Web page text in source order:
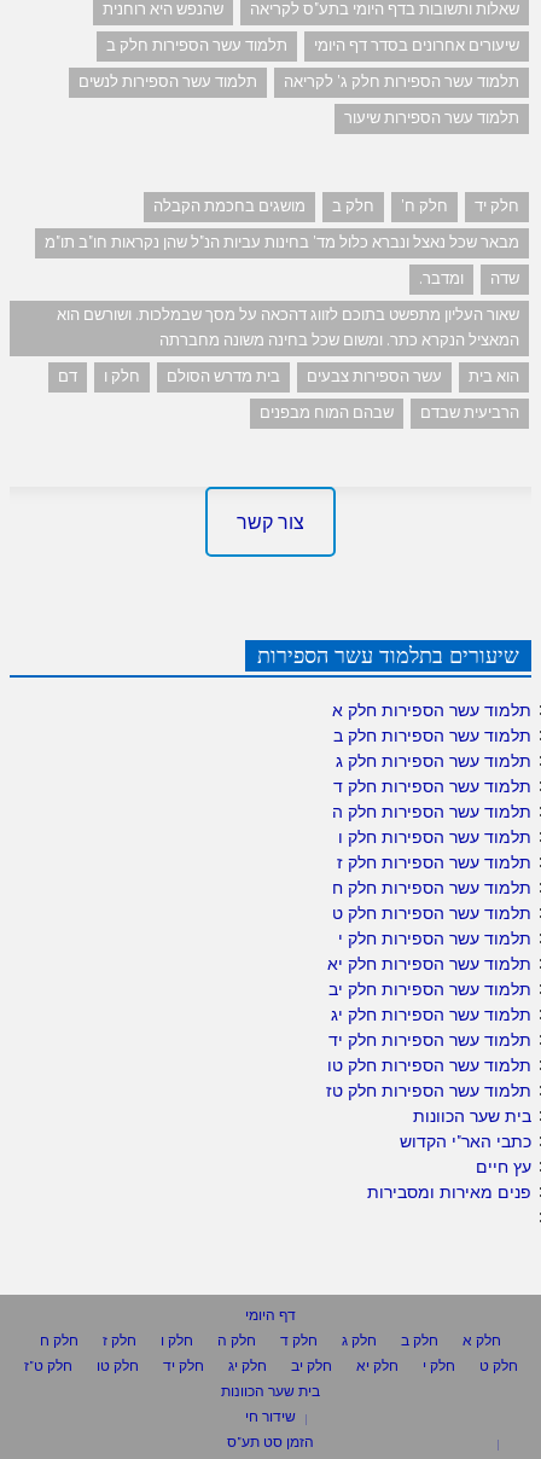
שאלות ותשובות בדף היומי בתע"ס לקריאה
שהנפש היא רוחנית
שיעורים אחרונים בסדר דף היומי
תלמוד עשר הספירות חלק ב
תלמוד עשר הספירות חלק ג' לקריאה
תלמוד עשר הספירות לנשים
תלמוד עשר הספירות שיעור
חלק יד חלק ח' חלק ב
מושגים בחכמת הקבלה
מבאר שכל נאצל ונברא כלול מד' בחינות עביות הנ"ל שהן נקראות חו"ב תו"מ
שדה
ומדבר.
שאור העליון מתפשט בתוכם לזווג דהכאה על מסך שבמלכות. ושורשם הוא
המאציל הנקרא כתר. ומשום שכל בחינה משונה מחברתה
הוא בית
עשר הספירות צבעים בית מדרש הסולם חלק ו
דם
הרביעית שבדם
שבהם המוח מבפנים
צור קשר
שיעורים בתלמוד עשר הספירות
תלמוד עשר הספירות חלק א
תלמוד עשר הספירות חלק ב
תלמוד עשר הספירות חלק ג
תלמוד עשר הספירות חלק ד
תלמוד עשר הספירות חלק ה
תלמוד עשר הספירות חלק ו
תלמוד עשר הספירות חלק ז
תלמוד עשר הספירות חלק ח
תלמוד עשר הספירות חלק ט
תלמוד עשר הספירות חלק י
תלמוד עשר הספירות חלק יא
תלמוד עשר הספירות חלק יב
תלמוד עשר הספירות חלק יג
תלמוד עשר הספירות חלק יד
תלמוד עשר הספירות חלק טו
תלמוד עשר הספירות חלק טז
בית שער הכוונות
כתבי האר"י הקדוש
עץ חיים
פנים מאירות ומסבירות
דף היומי
חלק א
חלק ב חלק ג חלק ד חלק ה חלק ו חלק ז
חלק ח
חלק ט
חלק י חלק יא חלק יב חלק יג חלק יד חלק טו
חלק ט"ז
בית שער הכוונות
שידור חי
הזמן סט תע"ס